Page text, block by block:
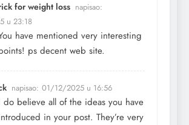
for weight loss napisao:
u 23:18
have mentioned very interesting
ps decent web site.
napisao: 01/12/2025 u 16:56
do believe all of the ideas you have
in your post. They’re very